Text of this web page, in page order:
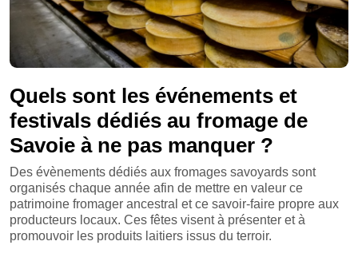
Quels sont les événements et
festivals dédiés au fromage de
Savoie à ne pas manquer ?
Des évènements dédiés aux fromages savoyards sont
organisés chaque année afin de mettre en valeur ce
patrimoine fromager ancestral et ce savoir-faire propre aux
producteurs locaux. Ces fêtes visent à présenter et à
promouvoir les produits laitiers issus du terroir.